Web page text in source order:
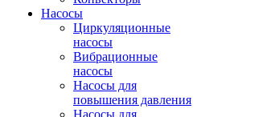
Насосы
Циркуляционные
насосы
Вибрационные
насосы
Насосы для
повышения давления
Насосы для